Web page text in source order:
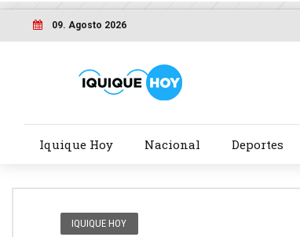
09. Agosto 2026
Iquique Hoy Nacional Deportes
IQUIQUE HOY